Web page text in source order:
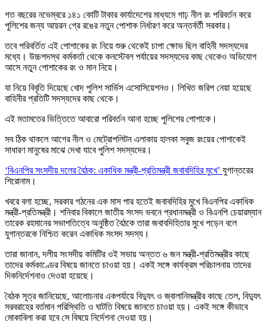
গত বছরের নভেম্বরে ১৪১ কোটি টাকার কার্যাদেশের মাধ্যমে গাঢ় নীল রং পরিবর্তন করে
পুলিশের জন্য আয়রন গ্রে রঙের নতুন পোশাক নির্ধারণ করে অন্তর্বর্তী সরকার।
তবে পরিবর্তিত এই পোশাকের রং নিয়ে শুরু থেকেই চাপা ক্ষোভ ছিল বাহিনী সদস্যদের
মধ্যে। উচ্চপদস্থ কর্মকর্তা থেকে কনস্টেবল পর্যায়ের সদস্যদের কাছ থেকেও অভিযোগ
আসে নতুন পোশাকের রং ও মান নিয়ে।
যা নিয়ে বিবৃতি দিয়েছে খোদ পুলিশ সার্ভিস এসোসিয়েশনও। লিখিত জরিপ নেয়া হয়েছে
বাহিনীর প্রতিটি সদস্যদের কাছ থেকে।
এই মতামতের ভিত্তিতে আবারো পরিবর্তন আনা হচ্ছে পুলিশের পোশাকে।
সব ঠিক থাকলে আগের নীল ও মেট্রোপলিটন এলাকায় হালকা সবুজ রংয়ের পোশাকেই
সাধারণ মানুষের মাঝে দেখা যাবে পুলিশ সদস্যদের।
‘বিএনপির সংসদীয় দলের বৈঠক: একাধিক মন্ত্রী-প্রতিমন্ত্রী জবাবদিহির মুখে’ যুগান্তরের
শিরোনাম।
খবরে বলা হচ্ছে, সরকার গঠনের এক মাস পার হতেই জবাবদিহির মুখে বিএনপির একাধিক
মন্ত্রী-প্রতিমন্ত্রী। শনিবার বিকালে জাতীয় সংসদ ভবনে প্রধানমন্ত্রী ও বিএনপি চেয়ারম্যান
তারেক রহমানের সভাপতিত্বে অনুষ্ঠিত বৈঠকে তারা জবাবদিহিতার মুখে পড়েন বলে
যুগান্তরকে নিশ্চিত করেন একাধিক সংসদ সদস্য।
তারা জানান, দলীয় সংসদীয় কমিটির ওই সভায় অন্তত ৬ জন মন্ত্রী-প্রতিমন্ত্রীর কাছে
তাদের কর্মকাণ্ডের বিষয়ে জানতে চাওয়া হয়। একই সঙ্গে কার্যক্রম পরিচালনায় তাদের
দিকনির্দেশনাও দেওয়া হয়েছে।
বৈঠক সূত্র জানিয়েছে, আলোচনার একপর্যায়ে বিদ্যুৎ ও জ্বালানিমন্ত্রীর কাছে তেল, বিদ্যুৎ
সরবরাহের বর্তমান পরিস্থিতি ও ঘাটতি বিষয়ে জানতে চাওয়া হয়। একই সঙ্গে কীভাবে
মোকাবিলা করা হবে সে বিষয়ে নির্দেশনা দেওয়া হয়।